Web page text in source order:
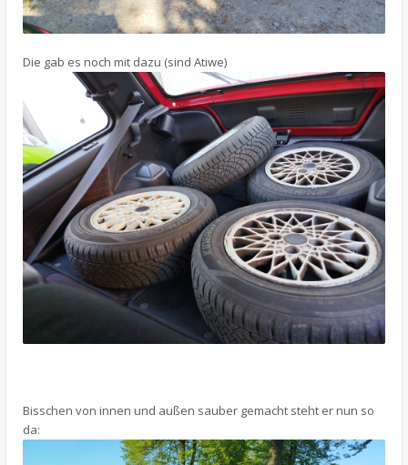
Die gab es noch mit dazu (sind Atiwe)
Bisschen von innen und außen sauber gemacht steht er nun so
da: